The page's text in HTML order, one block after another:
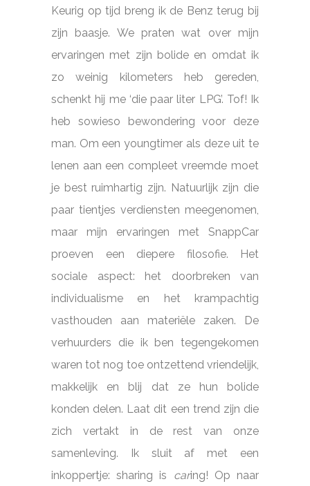
Keurig op tijd breng ik de Benz terug bij
zijn baasje. We praten wat over mijn
ervaringen met zijn bolide en omdat ik
zo weinig kilometers heb gereden,
schenkt hij me ‘die paar liter LPG’. Tof! Ik
heb sowieso bewondering voor deze
man. Om een youngtimer als deze uit te
lenen aan een compleet vreemde moet
je best ruimhartig zijn. Natuurlijk zijn die
paar tientjes verdiensten meegenomen,
maar mijn ervaringen met SnappCar
proeven een diepere filosofie. Het
sociale aspect: het doorbreken van
individualisme en het krampachtig
vasthouden aan materiële zaken. De
verhuurders die ik ben tegengekomen
waren tot nog toe ontzettend vriendelijk,
makkelijk en blij dat ze hun bolide
konden delen. Laat dit een trend zijn die
zich vertakt in de rest van onze
samenleving. Ik sluit af met een
inkoppertje: sharing is caring! Op naar